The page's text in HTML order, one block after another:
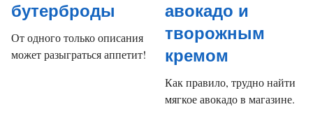
бутерброды
От одного только описания
может разыграться аппетит!
авокадо и
творожным
кремом
Как правило, трудно найти
мягкое авокадо в магазине.